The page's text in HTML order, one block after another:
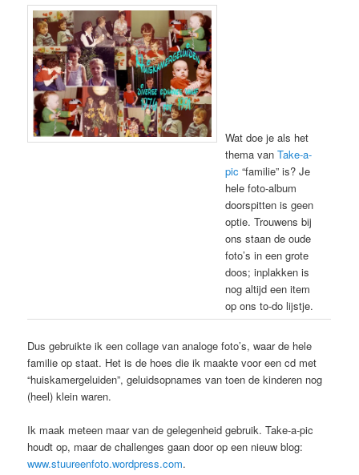
Wat doe je als het
thema vanTake-a-
pic“familie” is? Je
hele foto-album
doorspitten is geen
optie. Trouwens bij
ons staan de oude
foto’s in een grote
doos; inplakken is
nog altijd een item
op ons to-do lijstje.
Dus gebruikte ik een collage van analoge foto’s, waar de hele
familie op staat. Het is de hoes die ik maakte voor een cd met
“huiskamergeluiden”, geluidsopnames van toen de kinderen nog
(heel) klein waren.
Ik maak meteen maar van de gelegenheid gebruik. Take-a-pic
houdt op, maar de challenges gaan door op een nieuw blog:
www.stuureenfoto.wordpress.com.